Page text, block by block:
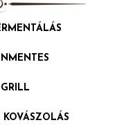
GRILL
KOVÁSZOLÁS